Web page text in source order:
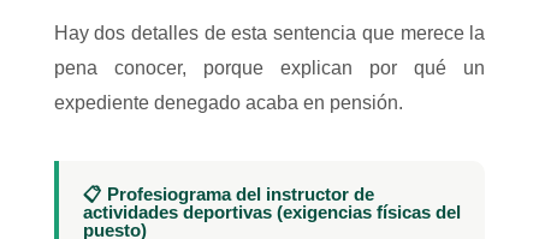
Hay dos detalles de esta sentencia que merece la
pena conocer, porque explican por qué un
expediente denegado acaba en pensión.
📋 Profesiograma del instructor de
actividades deportivas (exigencias físicas del
puesto)